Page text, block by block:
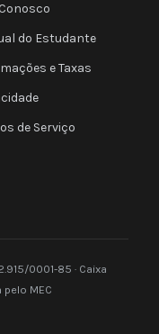
do Estudante
e Taxas
de Serviço
0001-85 · Caixa
pelo MEC